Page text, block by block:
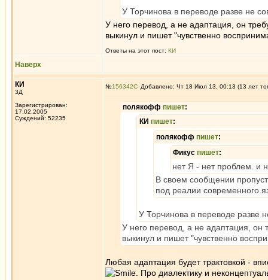
У Торчинова в переводе разве не
У него перевод, а не адаптация, он
выкинул и пишет "чувственно
Ответы на этот пост: КИ
Наверх
КИ
3Д
Зарегистрирован:
17.02.2005
Суждений: 52235
№156342 Добавлено: Чт 18 Июл 13, 00:13 (13 лет
полякофф пишет:
КИ пишет:
полякофф пишет:
Фикус пишет:
нет Я - нет проблем. и
В своем сообщении
под реалии современного
У Торчинова в переводе разве
У него перевод, а не адаптация,
выкинул и пишет "чувственно
Любая адаптация будет трактовкой -
. Про диалектику и